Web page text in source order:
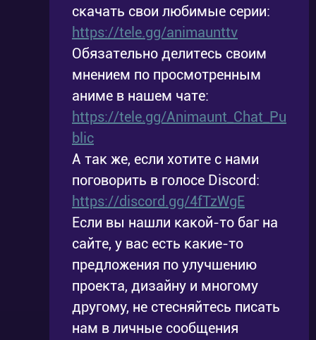
скачать свои любимые серии:
https://tele.gg/animaunttv
Обязательно делитесь своим
мнением по просмотренным
аниме в нашем чате:
https://tele.gg/Animaunt_Chat_Pu
blic
А так же, если хотите с нами
поговорить в голосе Discord:
https://discord.gg/4fTzWgE
Если вы нашли какой-то баг на
сайте, у вас есть какие-то
предложения по улучшению
проекта, дизайну и многому
другому, не стесняйтесь писать
нам в личные сообщения